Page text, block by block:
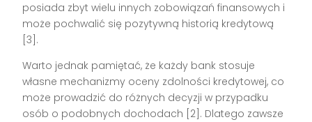
posiada zbyt wielu innych zobowiązań finansowych i
może pochwalić się pozytywną historią kredytową
[3].
Warto jednak pamiętać, że każdy bank stosuje
własne mechanizmy oceny zdolności kredytowej, co
może prowadzić do różnych decyzji w przypadku
osób o podobnych dochodach [2]. Dlatego zawsze